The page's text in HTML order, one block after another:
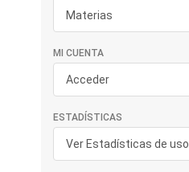
Materias
MI CUENTA
Acceder
ESTADÍSTICAS
Ver Estadísticas de uso